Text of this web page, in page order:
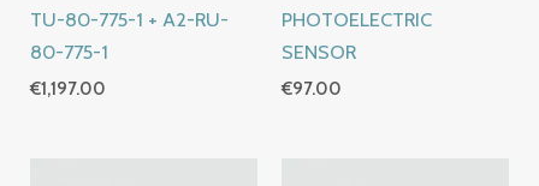
TU-80-775-1 + A2-RU-
80-775-1
€1,197.00
PHOTOELECTRIC
SENSOR
€97.00